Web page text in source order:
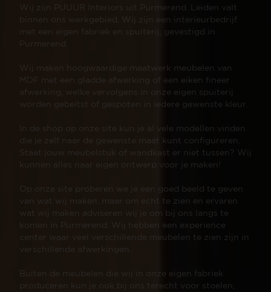
Wij zijn PUUUR Interiors uit Purmerend. Leiden valt
binnen ons werkgebied. Wij zijn een interieurbedrijf
met een eigen fabriek en spuiterij, gevestigd in
Purmerend.
Wij maken hoogwaardige maatwerk meubelen van
MDF met een gladde afwerking of een eiken fineer
afwerking, welke vervolgens in onze eigen spuiterij
worden gebeitst of gespoten in iedere gewenste kleur.
In de shop op onze site kun je al vele modellen vinden
die je zelf naar de gewenste maat kunt configureren.
Staat jouw meubelstuk of wandkast er niet tussen? Wij
kunnen alles naar eigen ontwerp voor je maken!
Op onze site proberen we je een goed beeld te geven
van wat wij maken, maar om echt te zien en ervaren
wat wij maken adviseren wij je om bij ons langs te
komen in Purmerend. Wij hebben een experience
center waar veel verschillende meubelen te zien zijn in
verschillende afwerkingen.
Buiten de meubelen die wij in onze eigen fabriek
produceren kun je ook bij ons terecht voor stoelen,